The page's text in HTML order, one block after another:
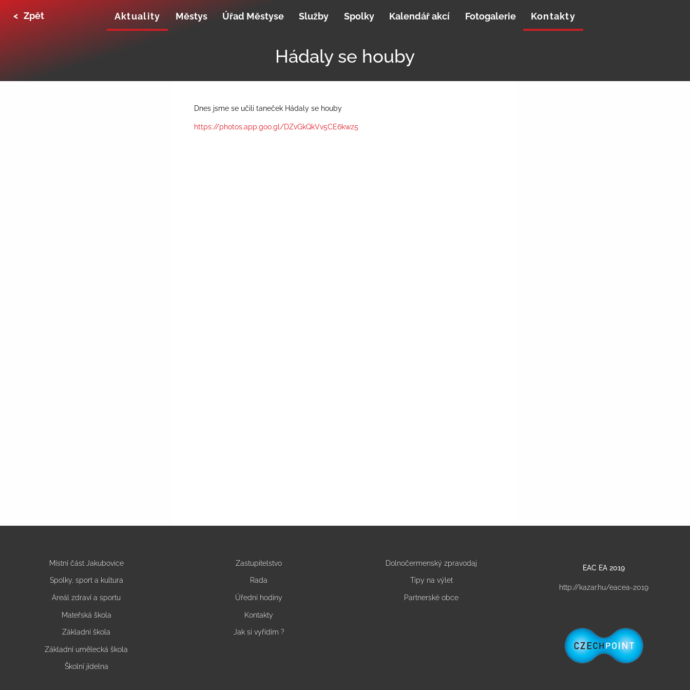
< Zpět Aktuality Městys Úřad Městyse Služby Spolky Kalendář akcí Fotogalerie Kontakty
Hádaly se houby
Dnes jsme se učili taneček Hádaly se houby
https://photos.app.goo.gl/DZvGkQkVv5CE6kwz5
Místní část Jakubovice
Spolky, sport a kultura
Areál zdraví a sportu
Mateřská škola
Základní škola
Základní umělecká škola
Školní jídelna
Zastupitelstvo
Rada
Úřední hodiny
Kontakty
Jak si vyřídím ?
Dolnočermenský zpravodaj
Tipy na výlet
Partnerské obce
EAC EA 2019
http://kazar.hu/eacea-2019